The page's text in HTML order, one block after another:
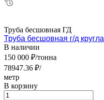
Труба бесшовная ГД
Труба бесшовная г/д
В наличии
150 000 ₽/тонна
78947.36 ₽/
метр
В корзину